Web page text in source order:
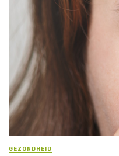
GEZONDHEID